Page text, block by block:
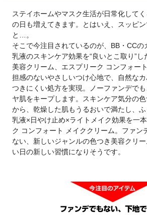
ステイホームやマスク生活が日常化して
の日も増えてきます。とはいえ、スッピ
と…。
そこで今注目されているのが、BB・CCの
乳液のスキンケア効果を“良いとこ取り”し
美容クリーム、エスプリーク コンフォー
担感のないやさしいつけ心地で、自然な
つきにくい処方を実現。ノーファンデで
ヤ肌をキープします。スキンケア気分の
から、乾燥した肌もうるおいで満たし、ふ
乳液×日やけ止め×ライトメイク効果を一
ク コンフォート メイククリーム。ファン
ない、新しいジャンルの色つき美容クリ
い日の新しい習慣になりそうです。